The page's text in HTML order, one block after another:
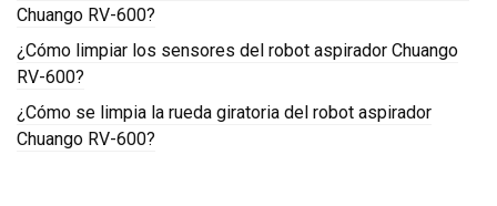
Chuango RV-600?
¿Cómo limpiar los sensores del robot aspirador Chuango
RV-600?
¿Cómo se limpia la rueda giratoria del robot aspirador
Chuango RV-600?